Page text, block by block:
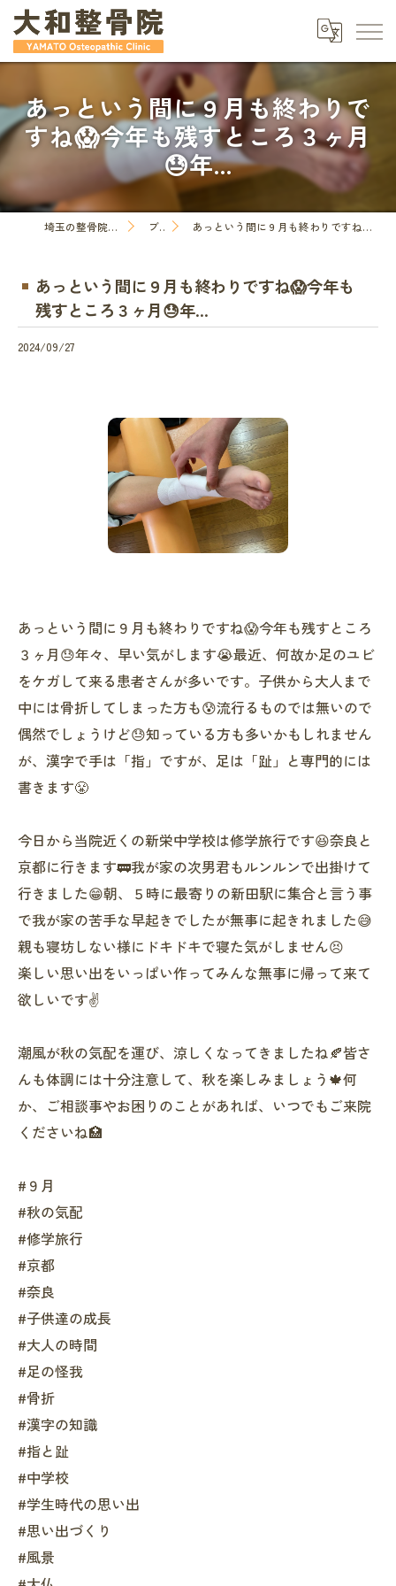
あっという間に９月も終わりで
すね😱今年も残すところ３ヶ月
😓年...
埼玉の整骨院なら大和整骨院 ブログ あっという間に９月も終わりですね😱今年も残すところ３ヶ月😓年...
あっという間に９月も終わりですね😱今年も
残すところ３ヶ月😓年...
2024/09/27
あっという間に９月も終わりですね😱今年も残すところ
３ヶ月😓年々、早い気がします😭最近、何故か足のユビ
をケガして来る患者さんが多いです。子供から大人まで
中には骨折してしまった方も😰流行るものでは無いので
偶然でしょうけど😓知っている方も多いかもしれません
が、漢字で手は「指」ですが、足は「趾」と専門的には
書きます😤
今日から当院近くの新栄中学校は修学旅行です😆奈良と
京都に行きます🚃我が家の次男君もルンルンで出掛けて
行きました😁朝、５時に最寄りの新田駅に集合と言う事
で我が家の苦手な早起きでしたが無事に起きれました😅
親も寝坊しない様にドキドキで寝た気がしません😣
楽しい思い出をいっぱい作ってみんな無事に帰って来て
欲しいです✌️
潮風が秋の気配を運び、涼しくなってきましたね🍂皆さ
んも体調には十分注意して、秋を楽しみましょう🍁何
か、ご相談事やお困りのことがあれば、いつでもご来院
くださいね🏥
#９月
#秋の気配
#修学旅行
#京都
#奈良
#子供達の成長
#大人の時間
#足の怪我
#骨折
#漢字の知識
#指と趾
#中学校
#学生時代の思い出
#思い出づくり
#風景